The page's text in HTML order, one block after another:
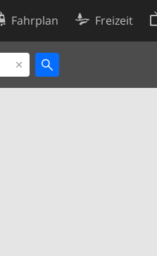
Fahrplan Freizeit
Cookie-Richtlinie
Cookie-Einstellungen